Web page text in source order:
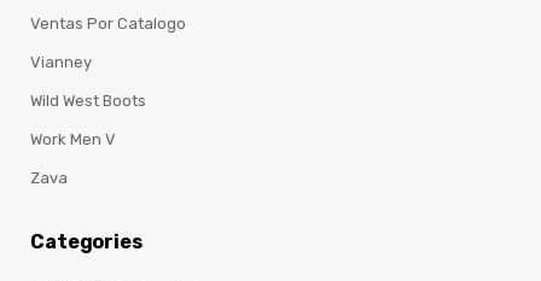
Ventas Por Catalogo
Vianney
Wild West Boots
Work Men V
Zava
Categories